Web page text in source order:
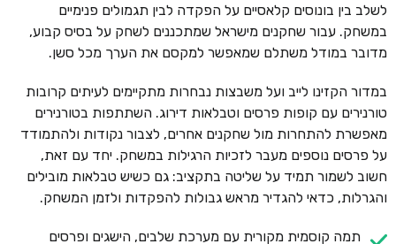
לשלב בין בונוסים קלאסיים על הפקדה לבין תגמולים פנימיים
במשחק. עבור שחקנים מישראל שמתכננים לשחק על בסיס קבוע,
מדובר במודל משתלם שמאפשר למקסם את הערך מכל סשן.
במדור הקזינו לייב ועל משבצות נבחרות מתקיימים לעיתים קרובות
טורנירים עם קופות פרסים וטבלאות דירוג. השתתפות בטורנירים
מאפשרת להתחרות מול שחקנים אחרים, לצבור נקודות ולהתמודד
על פרסים נוספים מעבר לזכיות הרגילות במשחק. יחד עם זאת,
חשוב לשמור תמיד על שליטה בתקציב: גם כשיש טבלאות מובילים
והגרלות, כדאי להגדיר מראש גבולות להפקדות ולזמן המשחק.
תמה קוסמית מקורית עם מערכת שלבים, הישגים ופרסים